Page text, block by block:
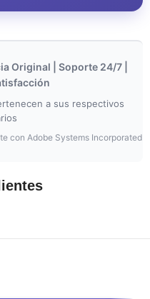
Original | Soporte 24/7 |
a sus respectivos
con Adobe Systems Incorporated